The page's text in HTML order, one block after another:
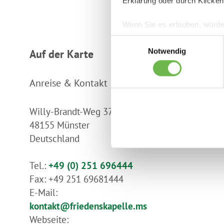
Wenn Sie es erlauben,
Informationen über
Ihr Gerät durch
Erfahren Sie mehr darüber,
Einzelheitenfest.
und die Zugriffe auf unsere
Hinweis auf Verarbeitung
"Gerne Alle annehmen"
klicken, willigen Sie zugleich
Die USA werden vom
und zu
Notwendig
Auf der Karte
Anreise & Kontakt
Willy-Brandt-Weg 37b
48155 Münster
Deutschland
Tel.: +49 (0) 251 696444
Fax: +49 251 69681444
E-Mail:
kontakt@friedenskapelle.ms
Webseite: